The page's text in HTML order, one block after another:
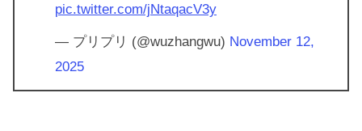
pic.twitter.com/jNtaqacV3y
— プリプリ (@wuzhangwu) November 12,
2025